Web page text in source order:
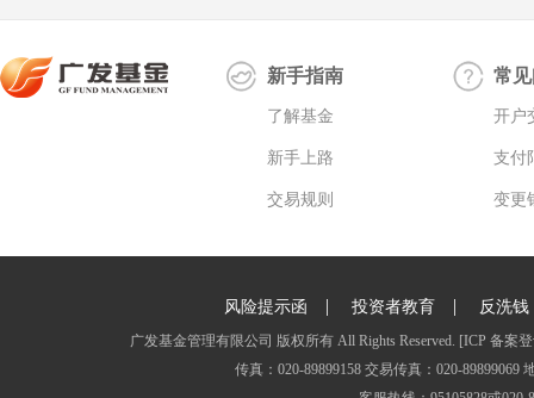
新手指南
了解基金
新手上路
交易规则
常
开户
支付
变更
风险提示函 | 投资者教育 | 反洗钱
广发基金管理有限公司 版权所有 All Rights Reserved. [ICP 备案
传真：020-89899158 交易传真：020-